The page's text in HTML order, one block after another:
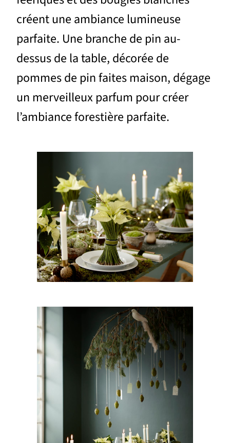
créent une ambiance lumineuse
parfaite. Une branche de pin au-
dessus de la table, décorée de
pommes de pin faites maison, dégage
un merveilleux parfum pour créer
l’ambiance forestière parfaite.